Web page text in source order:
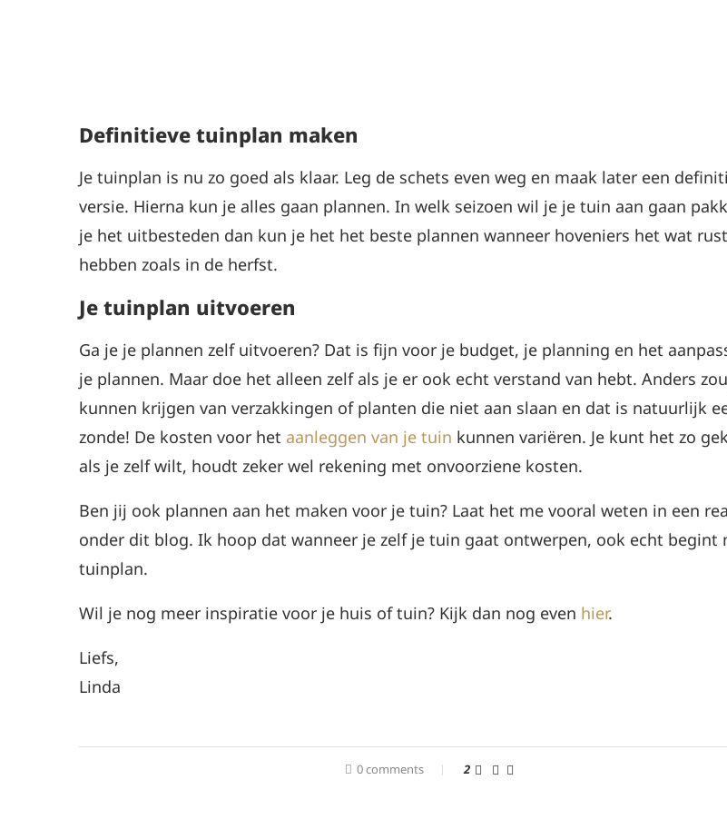
Definitieve tuinplan maken
Je tuinplan is nu zo goed als klaar. Leg de schets even weg en maak later een
versie. Hierna kun je alles gaan plannen. In welk seizoen wil je je tuin aan gaan
je het uitbesteden dan kun je het het beste plannen wanneer hoveniers het wat
hebben zoals in de herfst.
Je tuinplan uitvoeren
Ga je je plannen zelf uitvoeren? Dat is fijn voor je budget, je planning en het
je plannen. Maar doe het alleen zelf als je er ook echt verstand van hebt. Anders
kunnen krijgen van verzakkingen of planten die niet aan slaan en dat is natuurlijk
zonde! De kosten voor het aanleggen van je tuin kunnen variëren. Je kunt het zo
als je zelf wilt, houdt zeker wel rekening met onvoorziene kosten.
Ben jij ook plannen aan het maken voor je tuin? Laat het me vooral weten in een
onder dit blog. Ik hoop dat wanneer je zelf je tuin gaat ontwerpen, ook echt begint
tuinplan.
Wil je nog meer inspiratie voor je huis of tuin? Kijk dan nog even hier.
Liefs,
Linda
0 comments 2